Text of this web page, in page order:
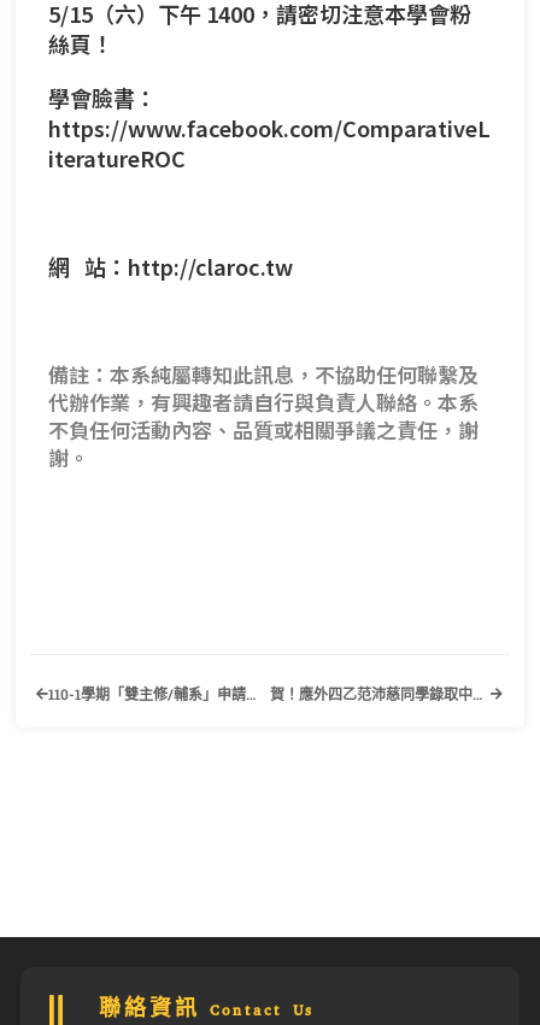
5/15（六）下午 1400，請密切注意本學會粉
絲頁！
學會臉書：
https://www.facebook.com/ComparativeL
iteratureROC
網 站： http://claroc.tw
備註：本系純屬轉知此訊息，不協助任何聯繫及
代辦作業，有興趣者請自行與負責人聯絡。本系
不負任何活動內容、品質或相關爭議之責任，謝
謝。
110-1學期「雙主修/輔系」申請公告 賀！應外四乙范沛慈同學錄取中原大學應用外國語文學系研究所
聯絡資訊 Contact Us